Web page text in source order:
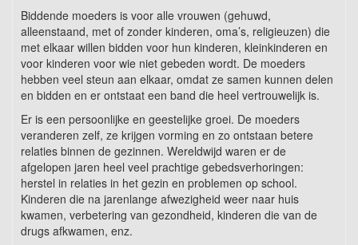
Biddende moeders is voor alle vrouwen (gehuwd,
alleenstaand, met of zonder kinderen, oma’s, religieuzen) die
met elkaar willen bidden voor hun kinderen, kleinkinderen en
voor kinderen voor wie niet gebeden wordt. De moeders
hebben veel steun aan elkaar, omdat ze samen kunnen delen
en bidden en er ontstaat een band die heel vertrouwelijk is.
Er is een persoonlijke en geestelijke groei. De moeders
veranderen zelf, ze krijgen vorming en zo ontstaan betere
relaties binnen de gezinnen. Wereldwijd waren er de
afgelopen jaren heel veel prachtige gebedsverhoringen:
herstel in relaties in het gezin en problemen op school.
Kinderen die na jarenlange afwezigheid weer naar huis
kwamen, verbetering van gezondheid, kinderen die van de
drugs afkwamen, enz.